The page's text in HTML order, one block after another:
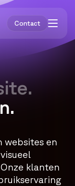
Contact
websites en
klanten